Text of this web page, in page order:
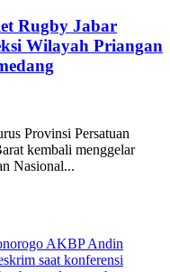
Rugby Jabar
Wilayah Priangan
Provinsi Persatuan
kembali menggelar
Nasional...
AKBP Andin
saat konferensi